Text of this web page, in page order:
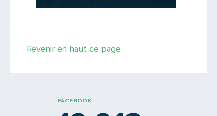
Revenir en haut de page
FACEBOOK